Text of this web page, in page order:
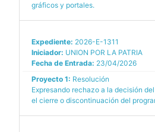
gráficos y portales.
Expediente: 2026-E-1311
Iniciador: UNION POR LA PATRIA
Fecha de Entrada: 23/04/2026
Proyecto 1: Resolución
Expresando rechazo a la decisión
el cierre o discontinuación del